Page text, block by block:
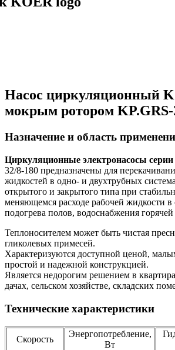
Насос циркуляционный
мокрым ротором KP.GRS-
Назначение и область
Циркуляционные электронасосы серии
32/8-180 предназначены для
жидкостей в одно- и двухтрубных
открытого и закрытого типа при
меняющемся расходе рабочей жидкости в
подогрева полов, водоснабжения
Теплоносителем может быть чистая
гликолевых примесей.
Характеризуются доступной ценой,
простой и надежной конструкцией.
Является недорогим решением в
дачах, сельском хозяйстве, складских
Технические характеристики
Скорость
Энергопотребление,
Вт